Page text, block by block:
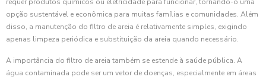
opção sustentável e econômica para muitas famílias e comunidades. Além
disso, a manutenção do filtro de areia é relativamente simples, exigindo
apenas limpeza periódica e substituição da areia quando necessário.
A importância do filtro de areia também se estende à saúde pública. A
água contaminada pode ser um vetor de doenças, especialmente em áreas